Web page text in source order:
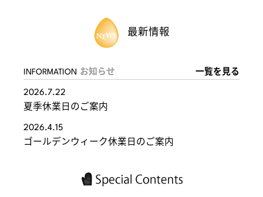
最新情報
INFORMATION お知らせ 一覧を見る
2026.7.22
夏季休業日のご案内
2026.4.15
ゴールデンウィーク休業日のご案内